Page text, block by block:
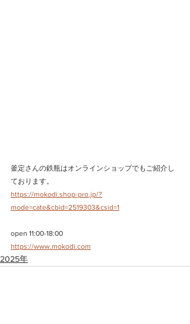
釜定さんの鉄瓶はオンラインショップでもご紹介し
ております。
https://mokodi.shop-pro.jp/?
mode=cate&cbid=2519303&csid=1
open 11:00-18:00
https://www.mokodi.com
2025年